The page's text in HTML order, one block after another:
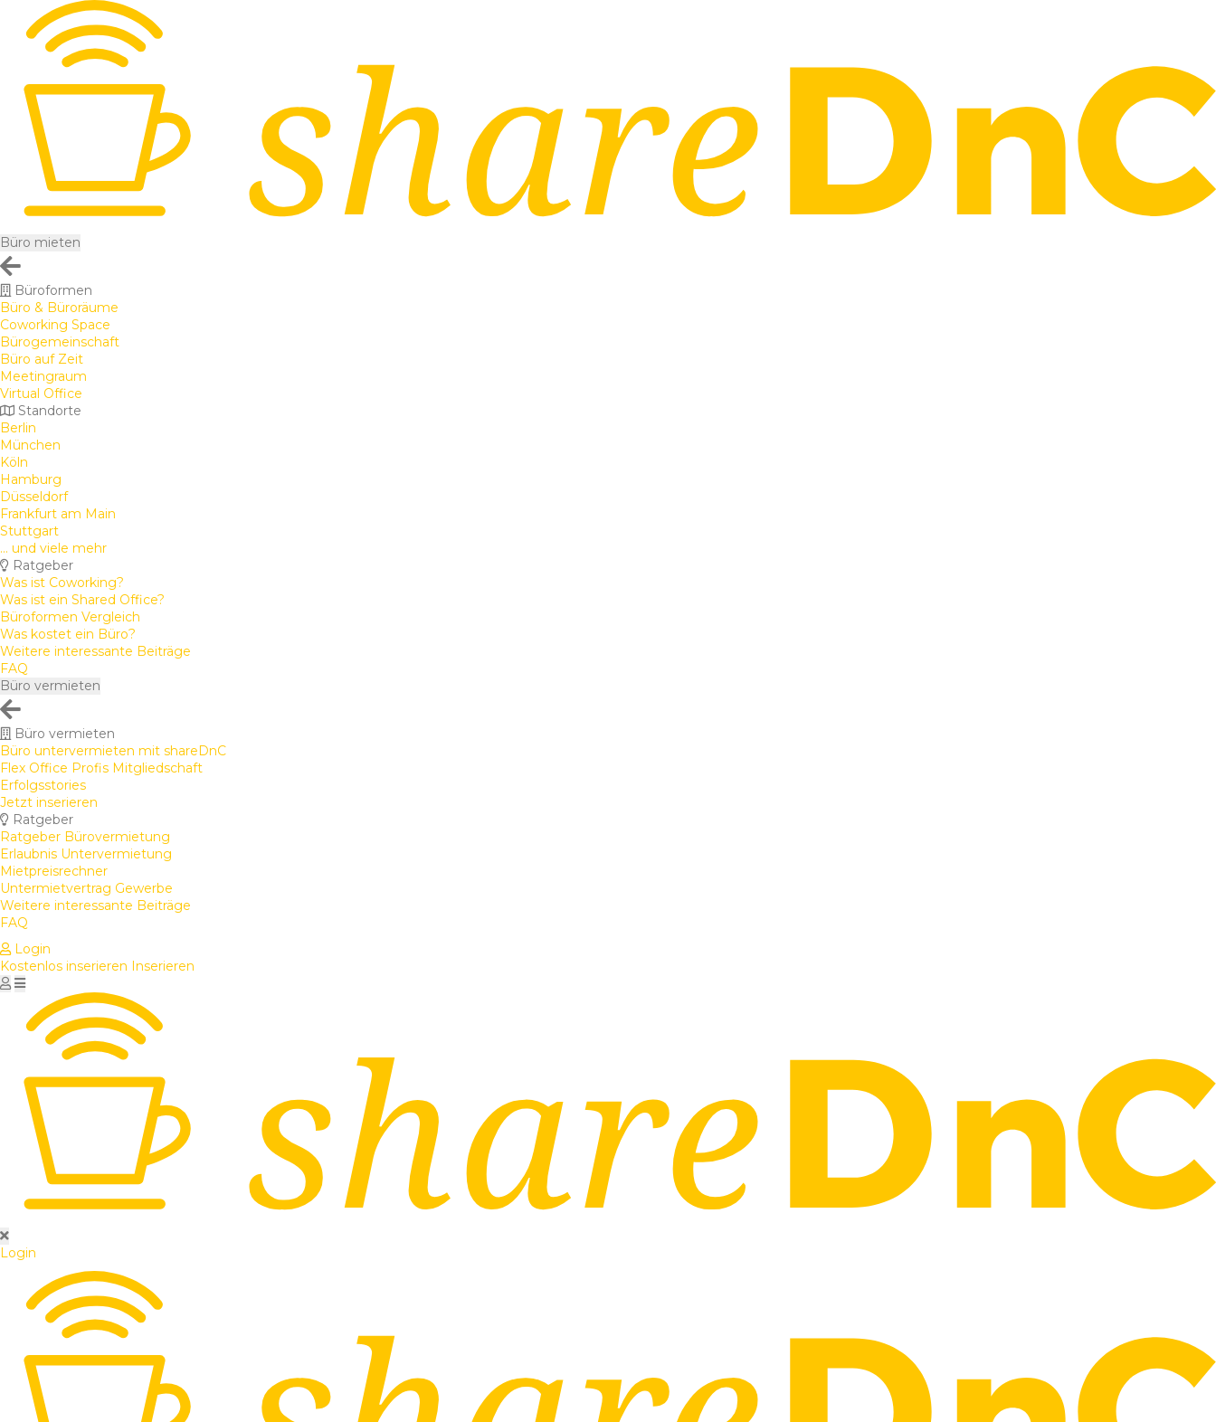
Büro mieten
Büroformen
Büro & Büroräume
Coworking Space
Bürogemeinschaft
Büro auf Zeit
Meetingraum
Virtual Office
Standorte
Berlin
München
Köln
Hamburg
Düsseldorf
Frankfurt am Main
Stuttgart
... und viele mehr
Ratgeber
Was ist Coworking?
Was ist ein Shared Office?
Büroformen Vergleich
Was kostet ein Büro?
Weitere interessante Beiträge
FAQ
Büro vermieten
Büro vermieten
Büro untervermieten mit shareDnC
Flex Office Profis Mitgliedschaft
Erfolgsstories
Jetzt inserieren
Ratgeber
Ratgeber Bürovermietung
Erlaubnis Untervermietung
Mietpreisrechner
Untermietvertrag Gewerbe
Weitere interessante Beiträge
FAQ
Login
Kostenlos inserieren Inserieren
Login